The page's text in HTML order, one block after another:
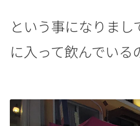
という事になりま
に入って飲んでいる